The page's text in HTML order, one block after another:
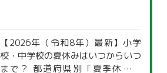
【2026年（令和8年）最新】小学
校・中学校の夏休みはいつからいつ
まで？ 都道府県別「夏季休暇一